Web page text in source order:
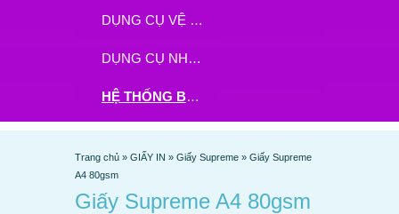
DỤNG CỤ VỆ SINH
DỤNG CỤ NHÀ BẾP
HỆ THỐNG BHX - TGDĐ ĐẶT HÀNG TẠI ĐÂY
Trang chủ » GIẤY IN » Giấy Supreme » Giấy Supreme
A4 80gsm
Giấy Supreme A4 80gsm